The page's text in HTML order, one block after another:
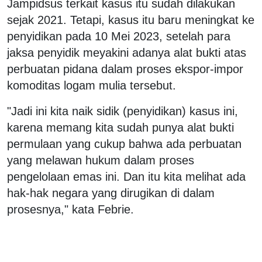
Jampidsus terkait kasus itu sudah dilakukan
sejak 2021. Tetapi, kasus itu baru meningkat ke
penyidikan pada 10 Mei 2023, setelah para
jaksa penyidik meyakini adanya alat bukti atas
perbuatan pidana dalam proses ekspor-impor
komoditas logam mulia tersebut.
"Jadi ini kita naik sidik (penyidikan) kasus ini,
karena memang kita sudah punya alat bukti
permulaan yang cukup bahwa ada perbuatan
yang melawan hukum dalam proses
pengelolaan emas ini. Dan itu kita melihat ada
hak-hak negara yang dirugikan di dalam
prosesnya," kata Febrie.